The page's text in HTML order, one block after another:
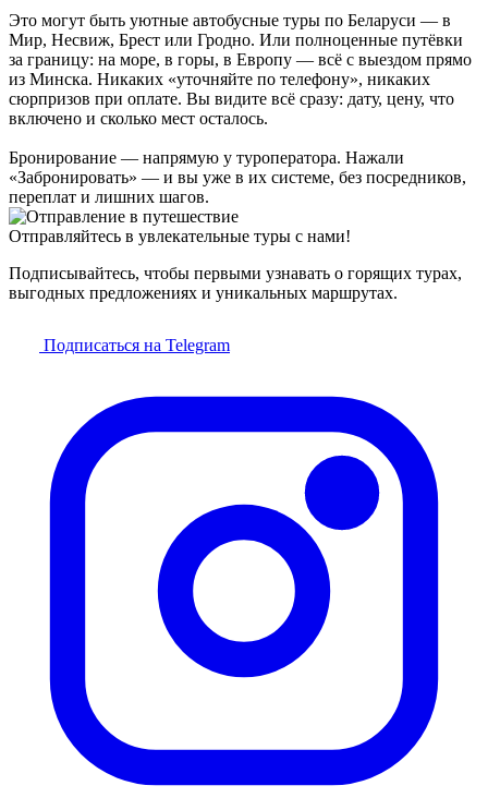
Это могут быть уютные автобусные туры по Беларуси — в
Мир, Несвиж, Брест или Гродно. Или полноценные путёвки
за границу: на море, в горы, в Европу — всё с выездом прямо
из Минска. Никаких «уточняйте по телефону», никаких
сюрпризов при оплате. Вы видите всё сразу: дату, цену, что
включено и сколько мест осталось.
Бронирование — напрямую у туроператора. Нажали
«Забронировать» — и вы уже в их системе, без посредников,
переплат и лишних шагов.
Отправляйтесь в увлекательные туры с нами!
Подписывайтесь, чтобы первыми узнавать о горящих турах,
выгодных предложениях и уникальных маршрутах.
Подписаться на Telegram